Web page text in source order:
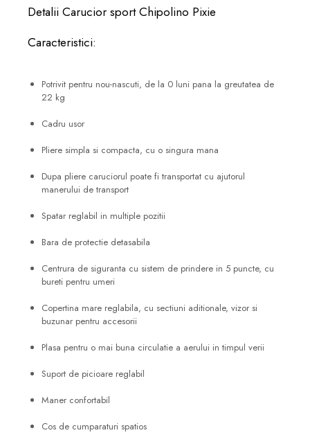
Detalii Carucior sport Chipolino Pixie
Caracteristici:
Potrivit pentru nou-nascuti, de la 0 luni pana la greutatea de
22 kg
Cadru usor
Pliere simpla si compacta, cu o singura mana
Dupa pliere caruciorul poate fi transportat cu ajutorul
manerului de transport
Spatar reglabil in multiple pozitii
Bara de protectie detasabila
Centrura de siguranta cu sistem de prindere in 5 puncte, cu
bureti pentru umeri
Copertina mare reglabila, cu sectiuni aditionale, vizor si
buzunar pentru accesorii
Plasa pentru o mai buna circulatie a aerului in timpul verii
Suport de picioare reglabil
Maner confortabil
Cos de cumparaturi spatios